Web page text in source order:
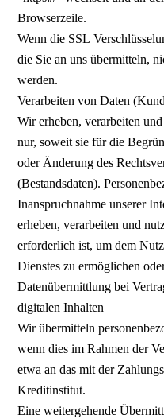
Browserzeile.
Wenn die SSL
die Sie an uns übermitteln,
werden.
Verarbeiten von Daten
Wir erheben, verarbeiten
nur, soweit sie für die
oder Änderung des
(Bestandsdaten).
Inanspruchnahme unserer
erheben, verarbeiten und
erforderlich ist, um dem
Dienstes zu ermöglichen
Datenübermittlung bei
digitalen Inhalten
Wir übermitteln
wenn dies im Rahmen der
etwa an das mit der
Kreditinstitut.
Eine weitergehende